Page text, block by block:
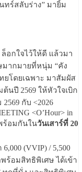
ทร์สลับร่าง” มายิ้ม
กใจไว้ให้ดี แล้วมา
ากมายที่หนุ่ม “คัง
ยโดยเฉพาะ มาสัมผัส
ต้นปี 2569 ให้หัวใจเบิก
กับ <2026
<O’Hour> in
ร้อมกันในวันเสาร์ที่ 20
(VVIP) / 5,500
พร้อมสิทธิพิเศษ ได้เข้า